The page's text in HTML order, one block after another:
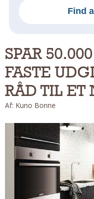
Udendørs
Kan Det Males?
MURER
Om Materialer
Om Værktøj
GLARMESTER
Udskiftning Og Montage
Om Materialer
Find
SPAR
FASTE
RÅD TIL ET
Af: Kuno Bonne